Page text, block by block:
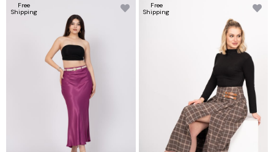
Free
Shipping
Free
Shipping